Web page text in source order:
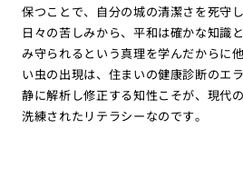
保つことで、自分の城の清潔さを死守
日々の苦しみから、平和は確かな知識
み守られるという真理を学んだからに
い虫の出現は、住まいの健康診断のエ
静に解析し修正する知性こそが、現代
洗練されたリテラシーなのです。